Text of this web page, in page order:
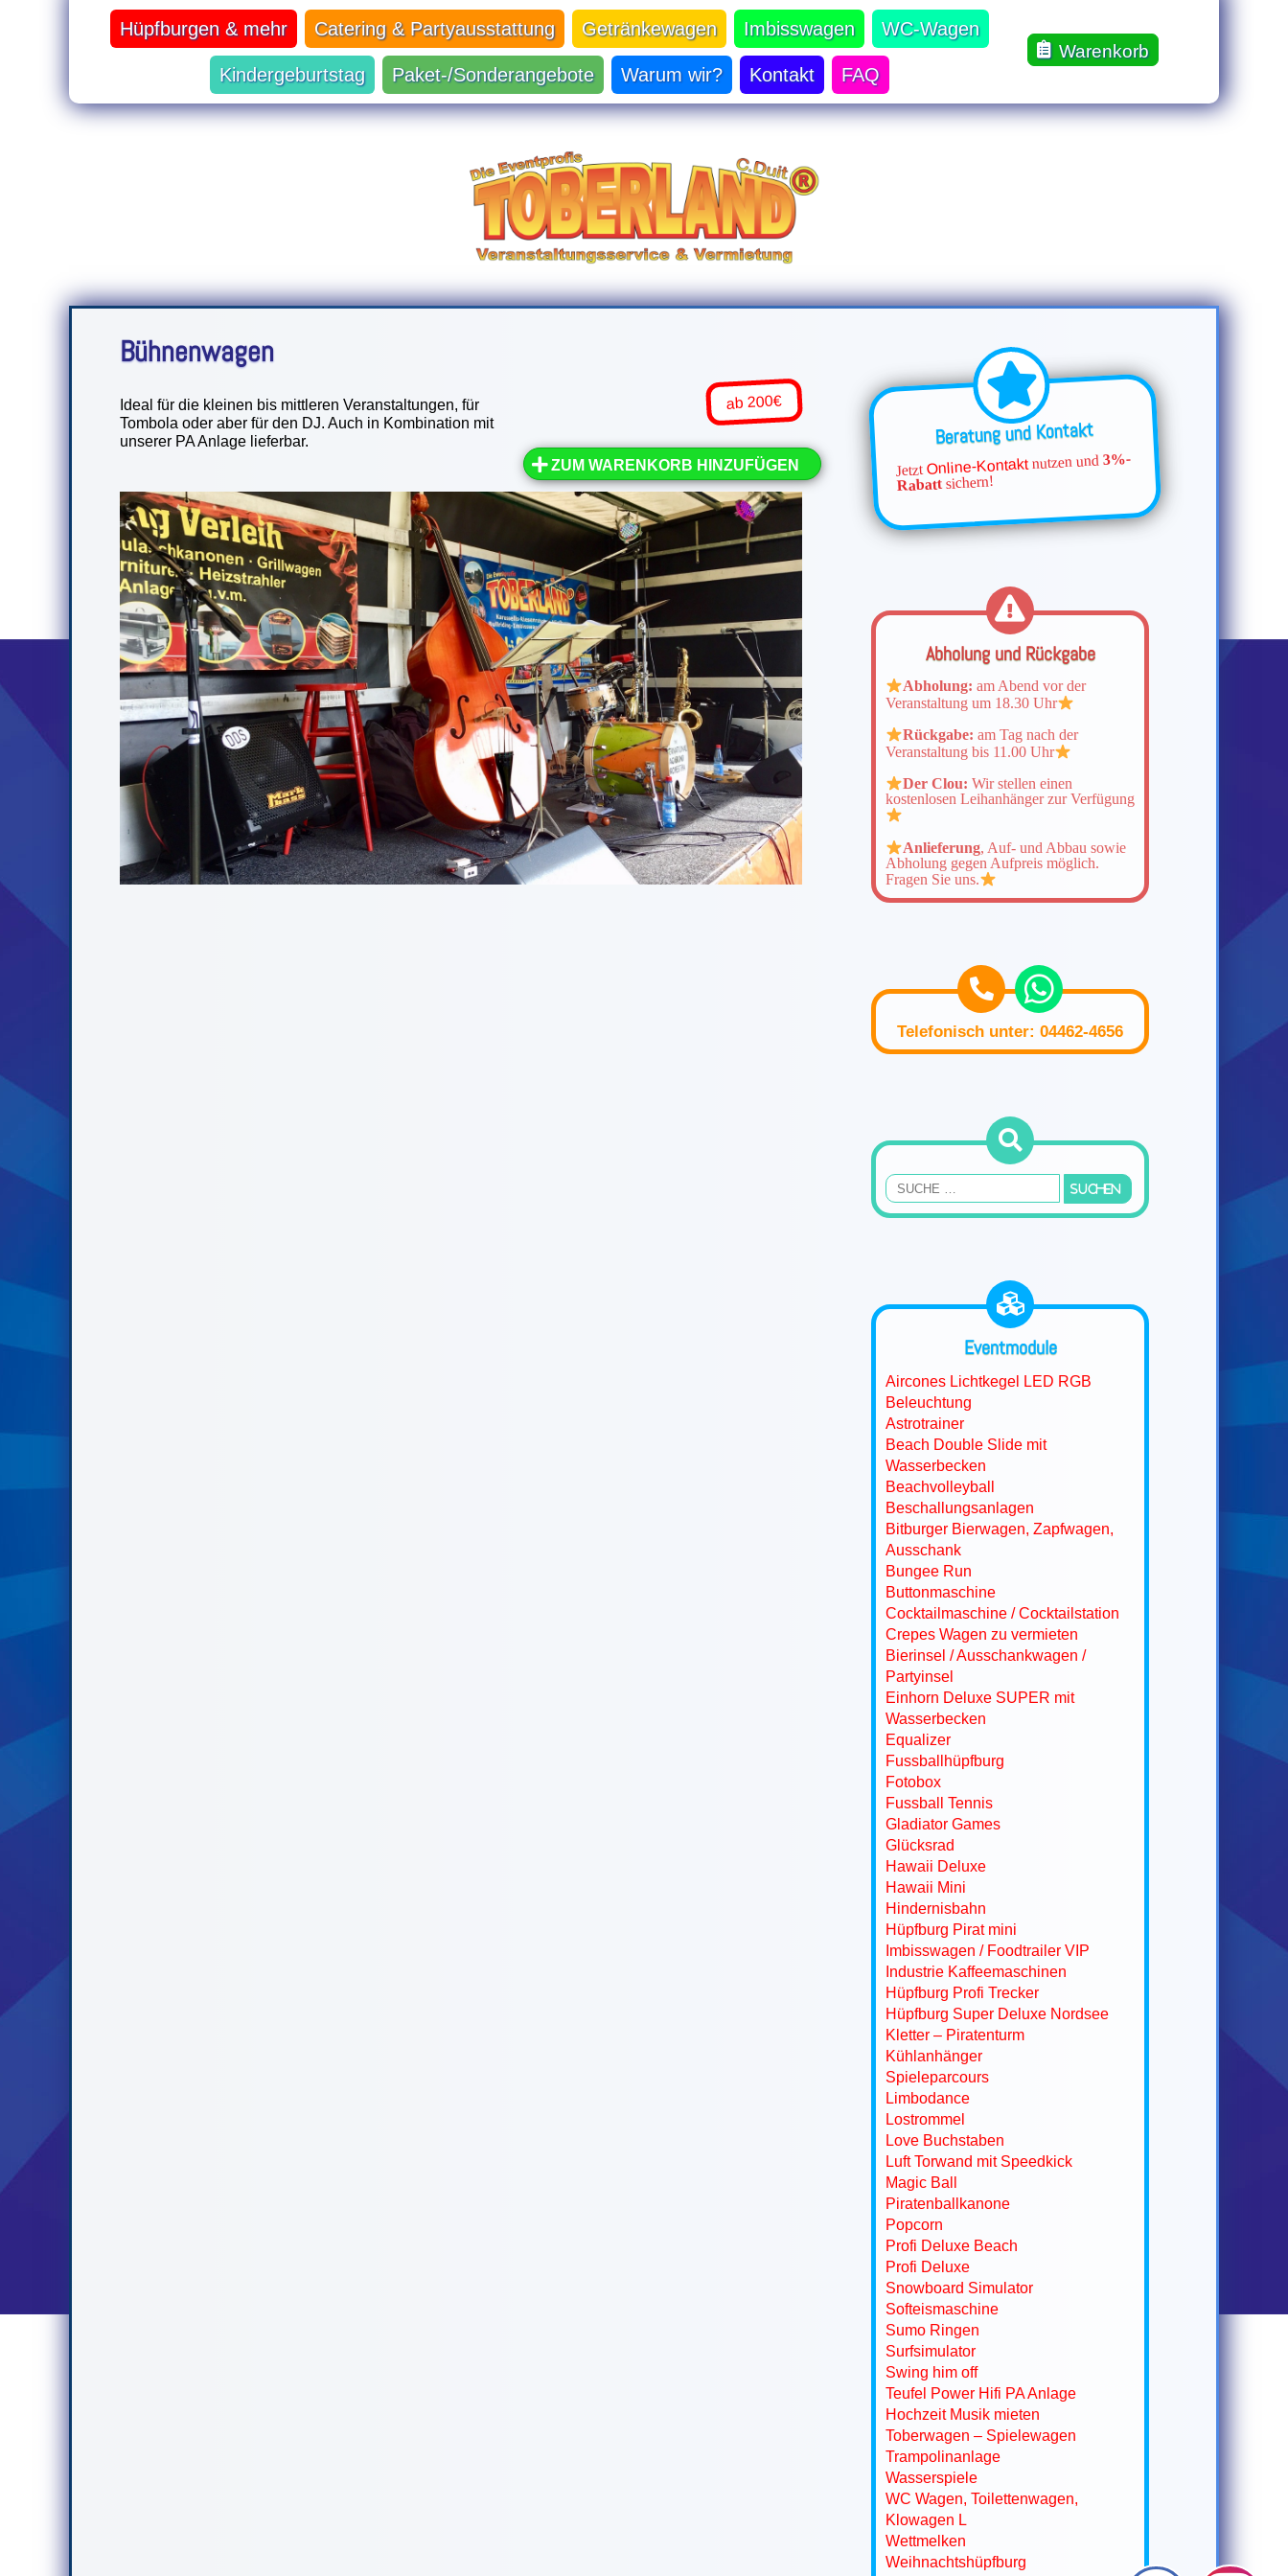
Hüpfburgen & mehr Catering & Partyausstattung Getränkewagen Imbisswagen WC-Wagen
Kindergeburtstag Paket-/Sonderangebote Warum wir? Kontakt FAQ
Warenkorb
Bühnenwagen
ab 200€
ZUM WARENKORB HINZUFÜGEN
Ideal für die kleinen bis mittleren Veranstaltungen, für
Tombola oder aber für den DJ. Auch in Kombination mit
unserer PA Anlage lieferbar.
Beratung und Kontakt
JetztOnline-Kontaktnutzen und 3%-
Rabattsichern!
Abholung und Rückgabe
Abholung: am Abend vor der
Veranstaltung um 18.30 Uhr
Rückgabe: am Tag nach der
Veranstaltung bis 11.00 Uhr
Der Clou: Wir stellen einen
kostenlosen Leihanhänger zur Verfügung
Anlieferung, Auf- und Abbau sowie
Abholung gegen Aufpreis möglich.
Fragen Sie uns.
Telefonisch unter: 04462-4656
Eventmodule
Aircones Lichtkegel LED RGB
Beleuchtung
Astrotrainer
Beach Double Slide mit
Wasserbecken
Beachvolleyball
Beschallungsanlagen
Bitburger Bierwagen, Zapfwagen,
Ausschank
Bungee Run
Buttonmaschine
Cocktailmaschine / Cocktailstation
Crepes Wagen zu vermieten
Bierinsel / Ausschankwagen /
Partyinsel
Einhorn Deluxe SUPER mit
Wasserbecken
Equalizer
Fussballhüpfburg
Fotobox
Fussball Tennis
Gladiator Games
Glücksrad
Hawaii Deluxe
Hawaii Mini
Hindernisbahn
Hüpfburg Pirat mini
Imbisswagen / Foodtrailer VIP
Industrie Kaffeemaschinen
Hüpfburg Profi Trecker
Hüpfburg Super Deluxe Nordsee
Kletter – Piratenturm
Kühlanhänger
Spieleparcours
Limbodance
Lostrommel
Love Buchstaben
Luft Torwand mit Speedkick
Magic Ball
Piratenballkanone
Popcorn
Profi Deluxe Beach
Profi Deluxe
Snowboard Simulator
Softeismaschine
Sumo Ringen
Surfsimulator
Swing him off
Teufel Power Hifi PA Anlage
Hochzeit Musik mieten
Toberwagen – Spielewagen
Trampolinanlage
Wasserspiele
WC Wagen, Toilettenwagen,
Klowagen L
Wettmelken
Weihnachtshüpfburg